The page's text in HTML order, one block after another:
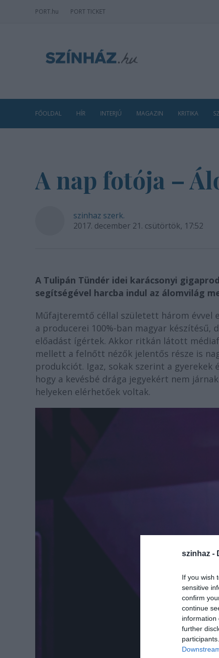
szinhaz -
If you wish
sensitive
confirm
continue
information
further
PORT.hu PORT TICKET
FŐOLDAL HÍR INTERJÚ MAGAZIN KRITIKA
A nap fotója –
szinhaz szerk.
2017. december 21. csütörtök, 17:52
A Tulipán Tündér idei karácsonyi
segítségével harcba indul az álomvilág
Műfajteremtő céllal született három évvel
a producerei 100%-ban magyar készítésű,
előadást ígértek. Akkor ritkán látott
mellett a felnőtt nézők jelentős része is
produkciót. Igaz, sokak szerint a
hogy a kevésbé drága jegyekért nem
helyeken elérhetőek voltak.